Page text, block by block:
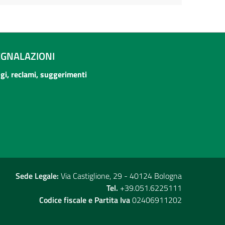
reclami, suggerimenti
Sede Legale: Via Castiglione, 29 - 40124 Bologna
Tel. +39.051.6225111
Codice fiscale e Partita Iva02406911202